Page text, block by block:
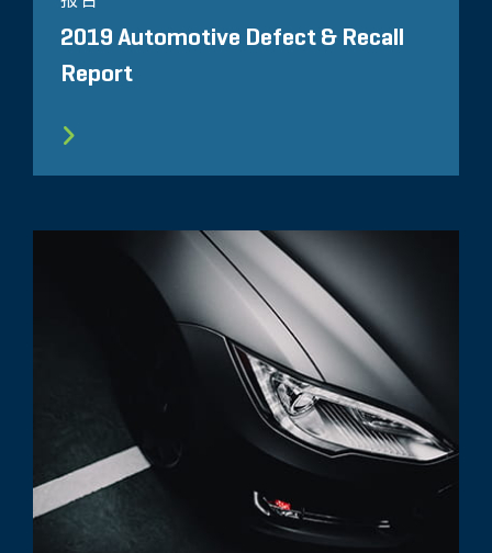
2019 Automotive Defect & Recall
Report